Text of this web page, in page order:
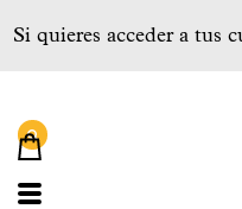
Si quieres acceder a tus